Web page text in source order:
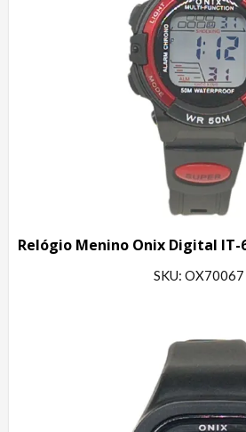
SKU: OX70067